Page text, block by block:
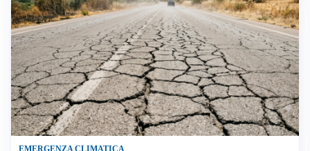
EMERGENZA CLIMATICA